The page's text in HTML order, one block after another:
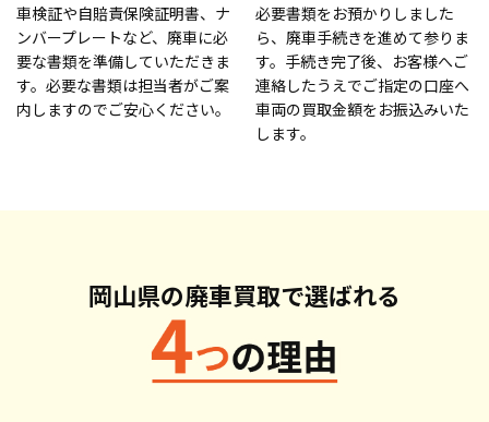
車検証や自賠責保険証明書、ナ
ンバープレートなど、廃車に必
要な書類を準備していただきま
す。必要な書類は担当者がご案
内しますのでご安心ください。
必要書類をお預かりしました
ら、廃車手続きを進めて参りま
す。手続き完了後、お客様へご
連絡したうえでご指定の口座へ
車両の買取金額をお振込みいた
します。
岡山県の廃車買取で選ばれる